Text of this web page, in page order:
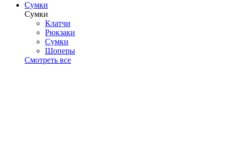
Сумки
Сумки
Клатчи
Рюкзаки
Сумки
Шоперы
Смотреть все